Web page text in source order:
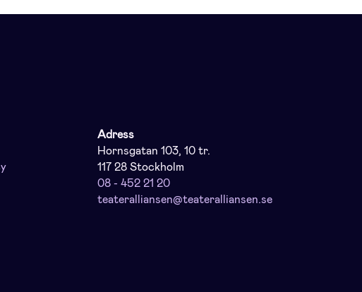
Adress
Hornsgatan 103, 10 tr.
117 28 Stockholm
08 - 452 21 20
teateralliansen@teateralliansen.se